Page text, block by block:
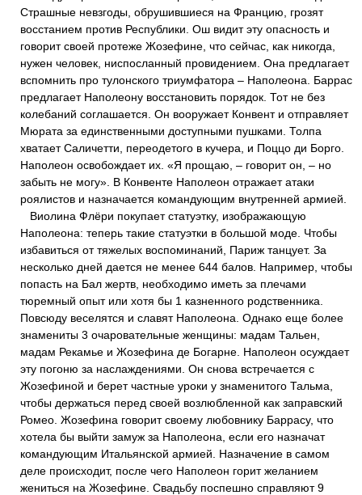
Страшные невзгоды, обрушившиеся на Францию, грозят
восстанием против Республики. Ош видит эту опасность и
говорит своей протеже Жозефине, что сейчас, как никогда,
нужен человек, ниспосланный провидением. Она предлагает
вспомнить про тулонского триумфатора – Наполеона. Баррас
предлагает Наполеону восстановить порядок. Тот не без
колебаний соглашается. Он вооружает Конвент и отправляет
Мюрата за единственными доступными пушками. Толпа
хватает Саличетти, переодетого в кучера, и Поццо ди Борго.
Наполеон освобождает их. «Я прощаю, – говорит он, – но
забыть не могу». В Конвенте Наполеон отражает атаки
роялистов и назначается командующим внутренней армией.
Виолина Флёри покупает статуэтку, изображающую
Наполеона: теперь такие статуэтки в большой моде. Чтобы
избавиться от тяжелых воспоминаний, Париж танцует. За
несколько дней дается не менее 644 балов. Например, чтобы
попасть на Бал жертв, необходимо иметь за плечами
тюремный опыт или хотя бы 1 казненного родственника.
Повсюду веселятся и славят Наполеона. Однако еще более
знамениты 3 очаровательные женщины: мадам Тальен,
мадам Рекамье и Жозефина де Богарне. Наполеон осуждает
эту погоню за наслаждениями. Он снова встречается с
Жозефиной и берет частные уроки у знаменитого Тальма,
чтобы держаться перед своей возлюбленной как заправский
Ромео. Жозефина говорит своему любовнику Баррасу, что
хотела бы выйти замуж за Наполеона, если его назначат
командующим Итальянской армией. Назначение в самом
деле происходит, после чего Наполеон горит желанием
жениться на Жозефине. Свадьбу поспешно справляют 9